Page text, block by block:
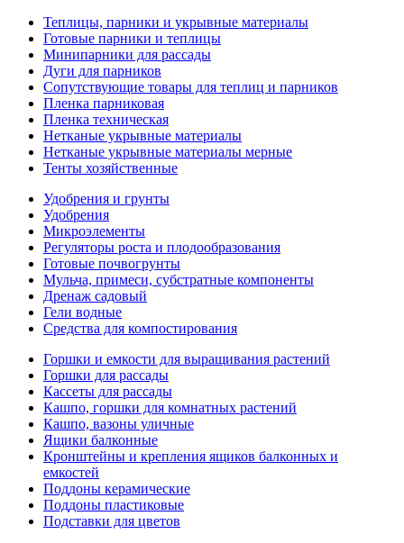
Теплицы, парники и укрывные материалы
Готовые парники и теплицы
Минипарники для рассады
Дуги для парников
Сопутствующие товары для теплиц и парников
Пленка парниковая
Пленка техническая
Нетканые укрывные материалы
Нетканые укрывные материалы мерные
Тенты хозяйственные
Удобрения и грунты
Удобрения
Микроэлементы
Регуляторы роста и плодообразования
Готовые почвогрунты
Мульча, примеси, субстратные компоненты
Дренаж садовый
Гели водные
Средства для компостирования
Горшки и емкости для выращивания растений
Горшки для рассады
Кассеты для рассады
Кашпо, горшки для комнатных растений
Кашпо, вазоны уличные
Ящики балконные
Кронштейны и крепления ящиков балконных и
емкостей
Поддоны керамические
Поддоны пластиковые
Подставки для цветов